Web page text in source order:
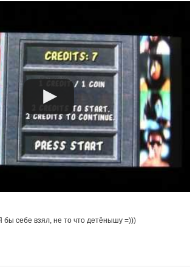
бы себе взял, не то что детёнышу =)))